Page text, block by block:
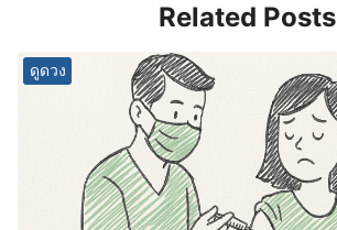
Related Posts
ดูดวง